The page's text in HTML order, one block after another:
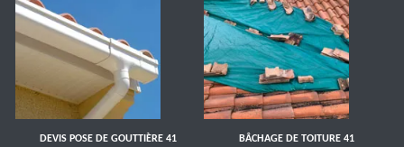
DEVIS POSE DE GOUTTIÈRE 41 BÂCHAGE DE TOITURE 41